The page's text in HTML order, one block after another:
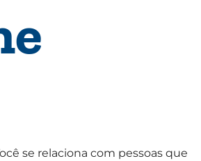
se relaciona com pessoas que